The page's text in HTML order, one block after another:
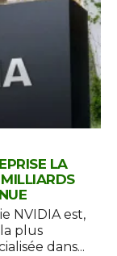
LA
NVIDIA est,
plus
dans...